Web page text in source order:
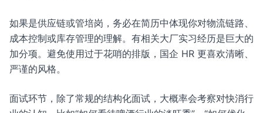
如果是供应链或管培岗，务必在简历中体现你对物流链路、
成本控制或库存管理的理解。有相关大厂实习经历是巨大的
加分项。避免使用过于花哨的排版，国企 HR 更喜欢清晰、
严谨的风格。
面试环节，除了常规的结构化面试，大概率会考察对快消行